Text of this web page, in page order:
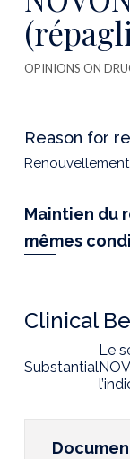
OPINIONS ON
Reason for
Maintien du
mêmes
Clinical
Substantial
Le